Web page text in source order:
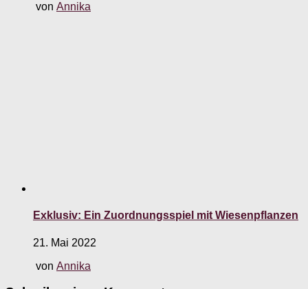
von Annika
Exklusiv: Ein Zuordnungsspiel mit Wiesenpflanzen
21. Mai 2022
von Annika